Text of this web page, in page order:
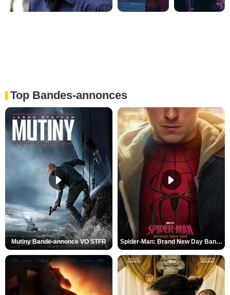
Top Bandes-annonces
Mutiny Bande-annonce VO STFR Spider-Man: Brand New Day Bande-annonce VO STFR